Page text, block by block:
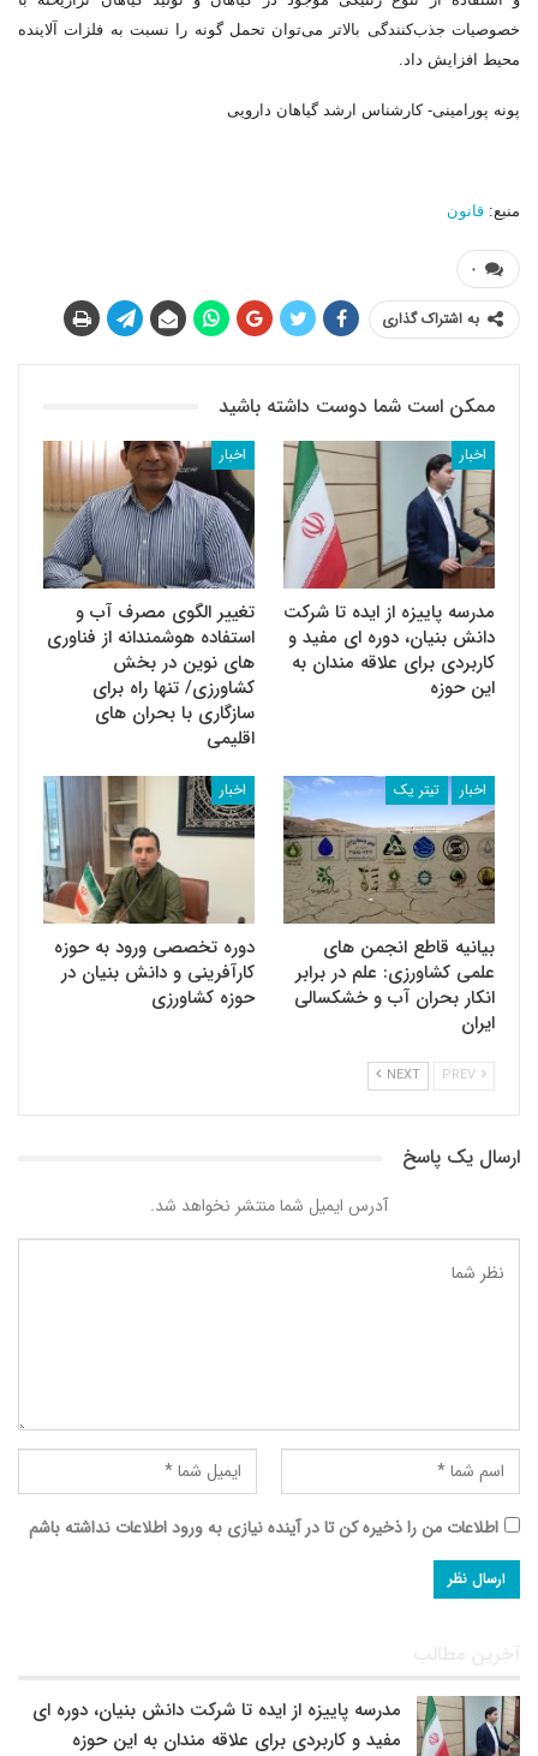
خصوصیات جذب‌کنندگی بالاتر می‌توان تحمل گونه را نسبت به فلزات آلاینده
محیط افزایش داد.
پونه پورامینی- کارشناس ارشد گیاهان دارویی
منبع: قانون
۰
به اشتراک گذاری
ممکن است شما دوست داشته باشید
اخبار
مدرسه پاییزه از ایده تا شرکت
دانش بنیان، دوره ای مفید و
کاربردی برای علاقه مندان به
این حوزه
اخبار
تغییر الگوی مصرف آب و
استفاده هوشمندانه از فناوری
های نوین در بخش
کشاورزی/ تنها راه برای
سازگاری با بحران های
اقلیمی
اخبار تیتر یک
بیانیه قاطع انجمن های
علمی کشاورزی: علم در برابر
انکار بحران آب و خشکسالی
ایران
اخبار
دوره تخصصی ورود به حوزه
کارآفرینی و دانش بنیان در
حوزه کشاورزی
NEXT
ارسال یک پاسخ
آدرس ایمیل شما منتشر نخواهد شد.
اطلاعات من را ذخیره کن تا در آینده نیازی به ورود اطلاعات نداشته باشم
آخرین مطالب
مدرسه پاییزه از ایده تا شرکت دانش بنیان، دوره ای
مفید و کاربردی برای علاقه مندان به این حوزه